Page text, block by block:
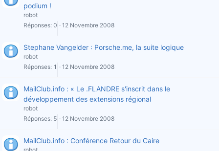
podium !
robot
Réponses 0 12 Novembre 2008
Stephane Vangelder : Porsche.me, la suite logique
robot
Réponses 1 12 Novembre 2008
MailClub.info : « Le .FLANDRE s'inscrit dans le
développement des extensions régional
robot
Réponses 5 12 Novembre 2008
MailClub.info : Conférence Retour du Caire